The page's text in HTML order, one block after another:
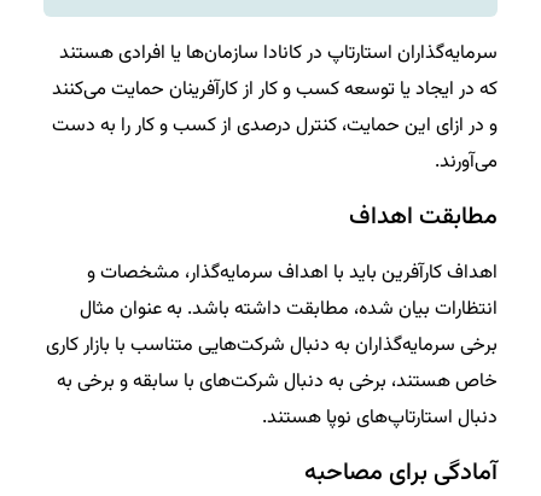
سرمایه‌گذاران استارتاپ در کانادا سازمان‌ها یا افرادی هستند
که در ایجاد یا توسعه کسب و کار از کارآفرینان حمایت می‌کنند
و در ازای این حمایت، کنترل درصدی از کسب و کار را به دست
می‌آورند.
مطابقت اهداف
اهداف کارآفرین باید با اهداف سرمایه‌گذار، مشخصات و
انتظارات بیان شده، مطابقت داشته باشد. به عنوان مثال
برخی سرمایه‌گذاران به دنبال شرکت‌هایی متناسب با بازار کاری
خاص هستند، برخی به دنبال شرکت‌های با سابقه و برخی به
دنبال استارتاپ‌های نوپا هستند.
آمادگی برای مصاحبه